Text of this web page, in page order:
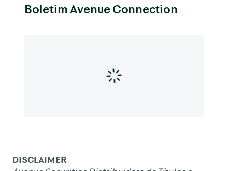
Boletim Avenue Connection
DISCLAIMER